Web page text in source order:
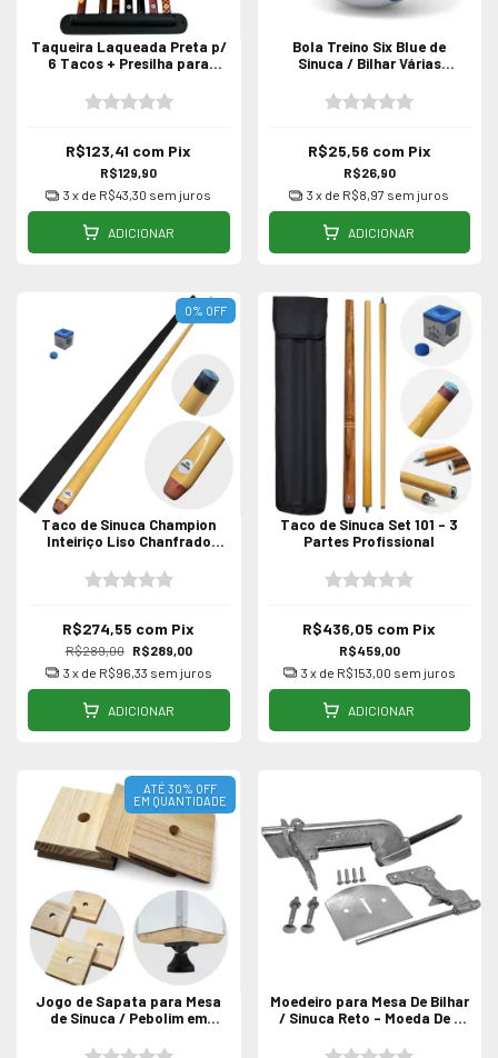
Taqueira Laqueada Preta p/
6 Tacos + Presilha para
R$129,90
R$123,41 com Pix
3 x de R$43,30 sem juros
ADICIONAR
Bola Treino Six Blue de
Sinuca / Bilhar Várias
R$26,90
R$25,56 com Pix
3 x de R$8,97 sem juros
ADICIONAR
0% OFF
Taco de Sinuca Champion
Inteiriço Liso Chanfrado
R$289,00 R$289,00
R$274,55 com Pix
3 x de R$96,33 sem juros
ADICIONAR
Taco de Sinuca Set 101 - 3
Partes Profissional
R$459,00
R$436,05 com Pix
3 x de R$153,00 sem juros
ADICIONAR
ATÉ 30% OFF
EM QUANTIDADE
Jogo de Sapata para Mesa
de Sinuca / Pebolim em
Moedeiro para Mesa De Bilhar
/ Sinuca Reto - Moeda De 1